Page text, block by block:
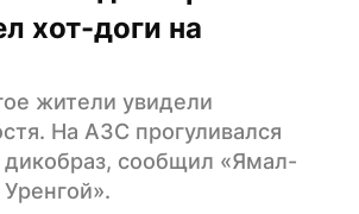
хот-доги на
жители увидели
На АЗС прогуливался
сообщил «Ямал-